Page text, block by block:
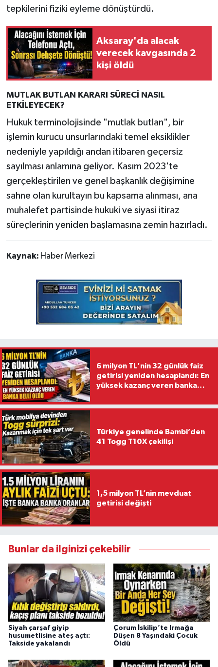
tepkilerini fiziki eyleme dönüştürdü.
Aksaray'da alacak
verecek kavgasında 2
kişi öldü
MUTLAK BUTLAN KARARI SÜRECİ NASIL
ETKİLEYECEK?
Hukuk terminolojisinde "mutlak butlan", bir
işlemin kurucu unsurlarındaki temel eksiklikler
nedeniyle yapıldığı andan itibaren geçersiz
sayılması anlamına geliyor. Kasım 2023'te
gerçekleştirilen ve genel başkanlık değişimine
sahne olan kurultayın bu kapsama alınması, ana
muhalefet partisinde hukuki ve siyasi itiraz
süreçlerinin yeniden başlamasına zemin hazırladı.
Kaynak: Haber Merkezi
6 milyon TL'nin 32 günlük faiz
getirisi yeniden hesaplandı: En
yüksek kazanç veren banka
Türkiye genelinde Bambi’den
41 Togg T10X çekilişi
1,5 milyon TL’nin mevduat
getirisi değişti
Bunlar da ilginizi çekebilir
Siyah çarşaf giyip
husumetlisine ateş açtı:
Takside yakalandı
Çorum İskilip’te Irmağa
Düşen 8 Yaşındaki Çocuk
Öldü